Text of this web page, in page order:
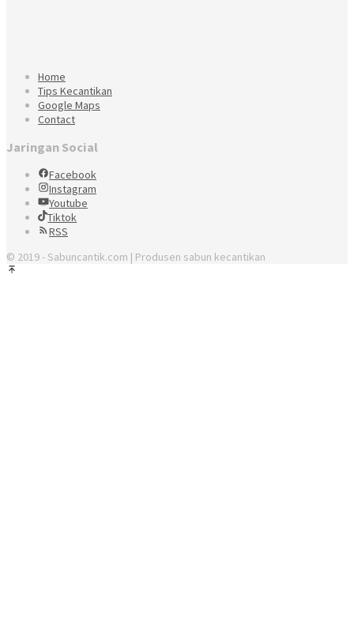
Home
Tips Kecantikan
Google Maps
Contact
Jaringan Social
Facebook
Instagram
Youtube
Tiktok
RSS
© 2019 - Sabuncantik.com | Produsen sabun kecantikan